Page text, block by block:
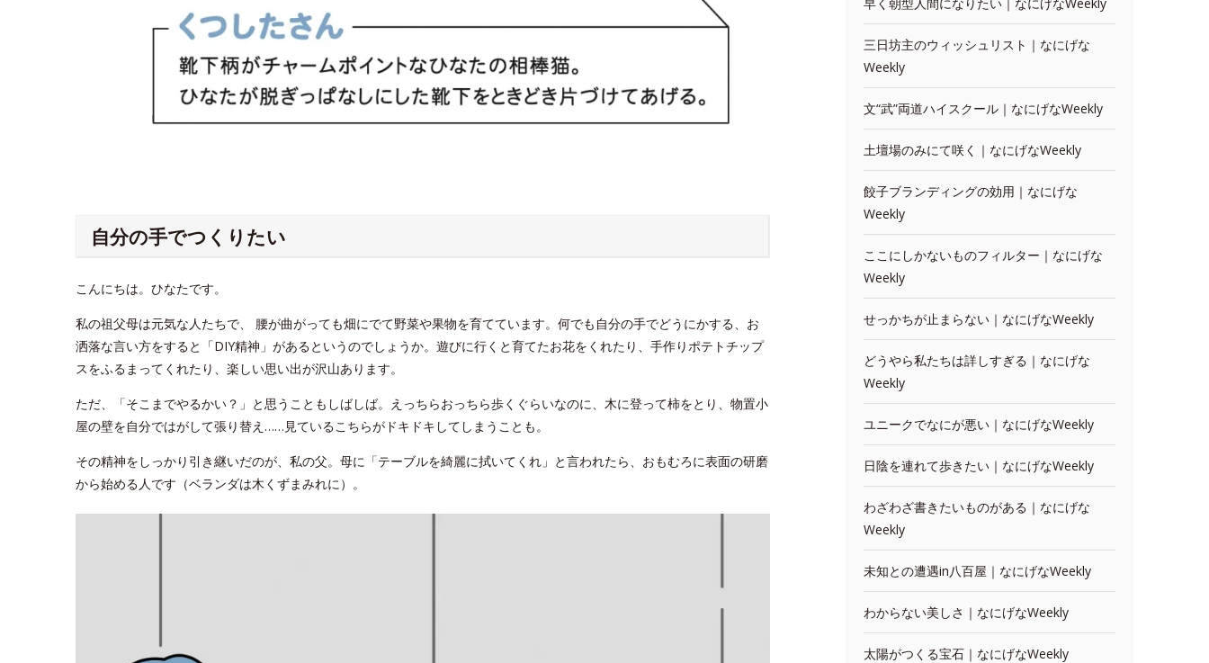
自分の手でつくりたい
こんにちは。ひなたです。
私の祖父母は元気な人たちで、 腰が曲がっても畑にでて野菜や果物を育てています。何でも自分の手でどうにかする、お
洒落な言い方をすると「DIY精神」があるというのでしょうか。遊びに行くと育てたお花をくれたり、手作りポテトチップ
スをふるまってくれたり、楽しい思い出が沢山あります。
ただ、「そこまでやるかい？」と思うこともしばしば。えっちらおっちら歩くぐらいなのに、木に登って柿をとり、物置小
屋の壁を自分ではがして張り替え……見ているこちらがドキドキしてしまうことも。
その精神をしっかり引き継いだのが、私の父。母に「テーブルを綺麗に拭いてくれ」と言われたら、おもむろに表面の研磨
から始める人です（ベランダは木くずまみれに）。
三日坊主のウィッシュリスト｜なにげな
Weekly
文“武”両道ハイスクール｜なにげなWeekly
土壇場のみにて咲く｜なにげなWeekly
餃子ブランディングの効用｜なにげな
Weekly
ここにしかないものフィルター｜なにげな
Weekly
せっかちが止まらない｜なにげなWeekly
どうやら私たちは詳しすぎる｜なにげな
Weekly
ユニークでなにが悪い｜なにげなWeekly
日陰を連れて歩きたい｜なにげなWeekly
わざわざ書きたいものがある｜なにげな
Weekly
未知との遭遇in八百屋｜なにげなWeekly
わからない美しさ｜なにげなWeekly
太陽がつくる宝石｜なにげなWeekly